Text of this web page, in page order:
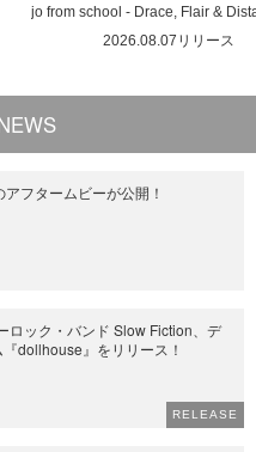
jo from school - Drace, Flair &
2026.08.07リリース
フタームビーが公開！
ロック・バンド Slow Fiction、デ
dollhouse』をリリース！
RELEASE